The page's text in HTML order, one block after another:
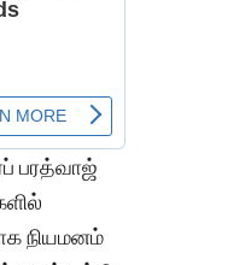
பரத்வாஜ்
நியமனம்